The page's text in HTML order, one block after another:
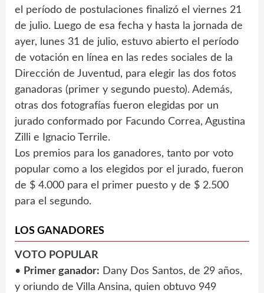
el período de postulaciones finalizó el viernes 21
de julio. Luego de esa fecha y hasta la jornada de
ayer, lunes 31 de julio, estuvo abierto el período
de votación en línea en las redes sociales de la
Dirección de Juventud, para elegir las dos fotos
ganadoras (primer y segundo puesto). Además,
otras dos fotografías fueron elegidas por un
jurado conformado por Facundo Correa, Agustina
Zilli e Ignacio Terrile.
Los premios para los ganadores, tanto por voto
popular como a los elegidos por el jurado, fueron
de $ 4.000 para el primer puesto y de $ 2.500
para el segundo.
LOS GANADORES
VOTO POPULAR
• Primer ganador: Dany Dos Santos, de 29 años,
y oriundo de Villa Ansina, quien obtuvo 949